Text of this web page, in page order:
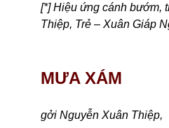
[*]Hiệu ứng cánh bướm,
Thiệp, Trẻ – Xuân Giáp
MƯA XÁM
gởi Nguyễn Xuân Thiệp,